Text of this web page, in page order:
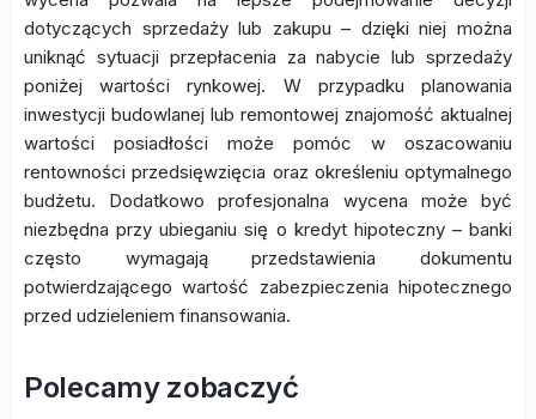
dotyczących sprzedaży lub zakupu – dzięki niej można
uniknąć sytuacji przepłacenia za nabycie lub sprzedaży
poniżej wartości rynkowej. W przypadku planowania
inwestycji budowlanej lub remontowej znajomość aktualnej
wartości posiadłości może pomóc w oszacowaniu
rentowności przedsięwzięcia oraz określeniu optymalnego
budżetu. Dodatkowo profesjonalna wycena może być
niezbędna przy ubieganiu się o kredyt hipoteczny – banki
często wymagają przedstawienia dokumentu
potwierdzającego wartość zabezpieczenia hipotecznego
przed udzieleniem finansowania.
Polecamy zobaczyć